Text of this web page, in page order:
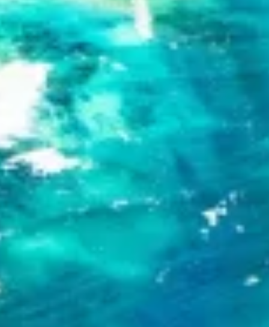
Use profiles to select personalised content
Measure advertising performance
Measure content performance
Understand audiences through statistics or
combinations of data from different sources
Develop and improve services
Use limited data to select content
IAB Special Features:
Use precise geolocation data
Identify devices based on information
actively requested
Non-IAB processing purposes:
Necessary